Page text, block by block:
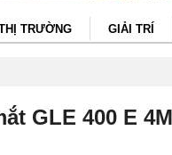
TRƯỜNG GIẢI TRÍ
GLE 400 E